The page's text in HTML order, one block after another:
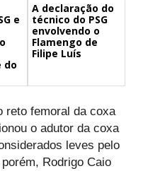
e
do
A declaração do
técnico do PSG
envolvendo o
Flamengo de
Filipe Luís
reto femoral da coxa
o adutor da coxa
leves pelo
Rodrigo Caio